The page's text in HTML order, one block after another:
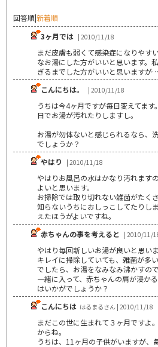
回答順|新着順
3ヶ月では | 2010/11/18
まだ皮膚も弱くて感染症になりやす
なお湯にした方がいいと思います。
ぎるまでした方がいいと思いますが…
こんにちは。
| 2010/11/18
うちは今4ヶ月ですが毎日変えてます
日でお湯が汚れたりしますし。
お湯が勿体ないと感じられるなら、
でしょうか？
やはり
| 2010/11/18
やはりお風呂の水はかなり汚れます
よいと思います。
お掃除では取り切れない雑菌がたく
知らないうちにおしっこしてたりし
えたほうがよいですね。
赤ちゃんの事を考えると
| 2010/11/
やはり毎回新しいお湯が良いと思い
キレイに掃除していても、雑菌が多
でしたら、お湯をなみなみ沸かすの
一緒に入って、赤ちゃんの肩が浸か
はいかがでしょうか？
こんにちは はるまるさん | 2010/11/18
まだこの世に生まれて３ヶ月ですよ
からね。
うちは、11ヶ月の子供がいますが、